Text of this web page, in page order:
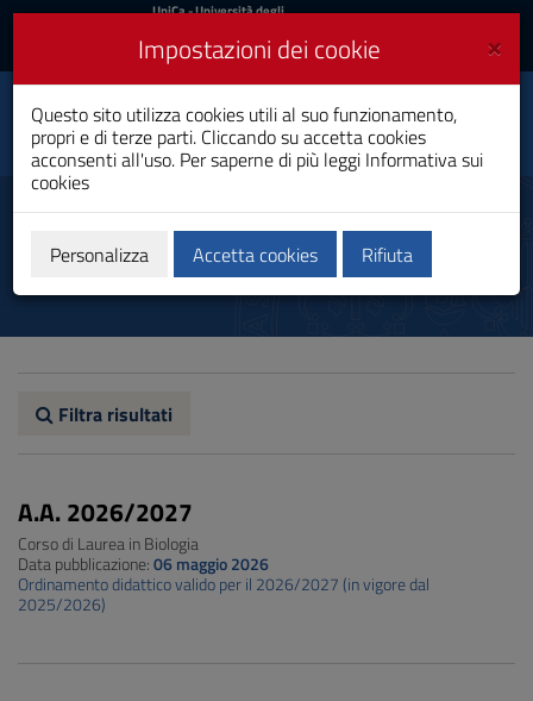
Vai
al
navigazione
sito
Footer
UniCa
Accedi
UniCa- Università degli
Accedi UniCA News
Toggle
navigation
Biologia
Laurea
Ordinamento didattico
Filtra risultati
A.A. 2026/2027
Corso di Laurea in Biologia
Data pubblicazione:06 maggio 2026
Ordinamento didattico valido per il 2026/2027 (in vigore dal
2025/2026)
×
Impostazioni dei cookie
Questo sito utilizza cookies utili al suo funzionamento,
propri e di terze parti. Cliccando su accetta cookies
acconsenti all'uso. Per saperne di più leggi Informativa sui
cookies
Personalizza Accetta cookies Rifiuta